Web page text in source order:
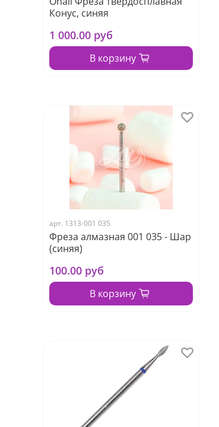
Конус, синяя
1 000.00 руб
В корзину
арт. 1313-001 035
Фреза алмазная 001 035 - Шар
(синяя)
100.00 руб
В корзину